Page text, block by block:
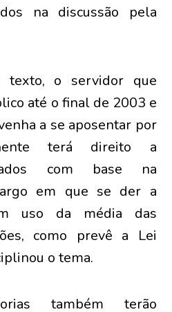
na discussão pela
texto, o servidor que
até o final de 2003 e
a se aposentar por
terá direito a
com base na
em que se der a
uso da média das
como prevê a Lei
o tema.
também terão